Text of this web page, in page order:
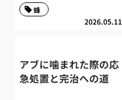
2026.05.11
蜂
アブに噛まれた際の応
急処置と完治への道